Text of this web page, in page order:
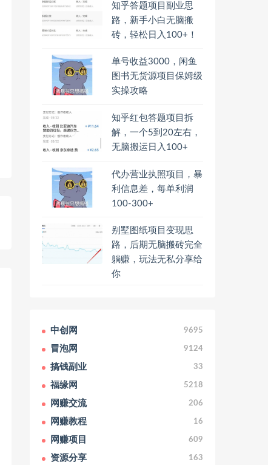
知乎答题项目副业思
路，新手小白无脑搬
砖，轻松日入100+！
单号收益3000，闲鱼
图书无货源项目保姆级
实操攻略
知乎红包答题项目拆
解，一个5到20左右，
无脑搬运日入100+
代办营业执照项目，暴
利信息差，每单利润
100-300+
别墅图纸项目变现思
路，后期无脑搬砖完全
躺赚，玩法无私分享给
你
中创网 9695
冒泡网 9124
搞钱副业 33
福缘网 5218
网赚交流 206
网赚教程 16
网赚项目 609
资源分享 163